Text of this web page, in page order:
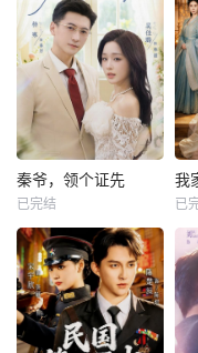
秦爷，领个证先
已完结 已